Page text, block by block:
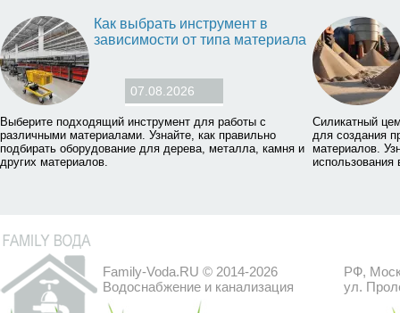
Как выбрать инструмент в
зависимости от типа материала
07.08.2026
Выберите подходящий инструмент для работы с
различными материалами. Узнайте, как правильно
подбирать оборудование для дерева, металла, камня и
других материалов.
Силикатный
для создания
материалов.
Family-Voda.RU © 2014-2026
Водоснабжение и канализация
РФ,
ул.